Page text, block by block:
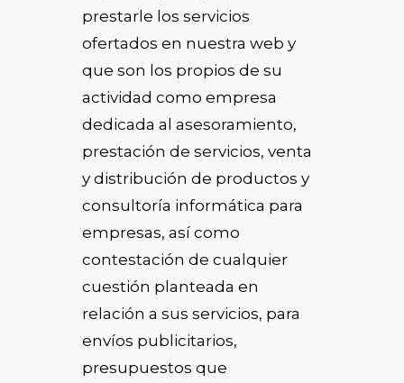
prestarle los servicios
ofertados en nuestra web y
que son los propios de su
actividad como empresa
dedicada al asesoramiento,
prestación de servicios, venta
y distribución de productos y
consultoría informática para
empresas, así como
contestación de cualquier
cuestión planteada en
relación a sus servicios, para
envíos publicitarios,
presupuestos que